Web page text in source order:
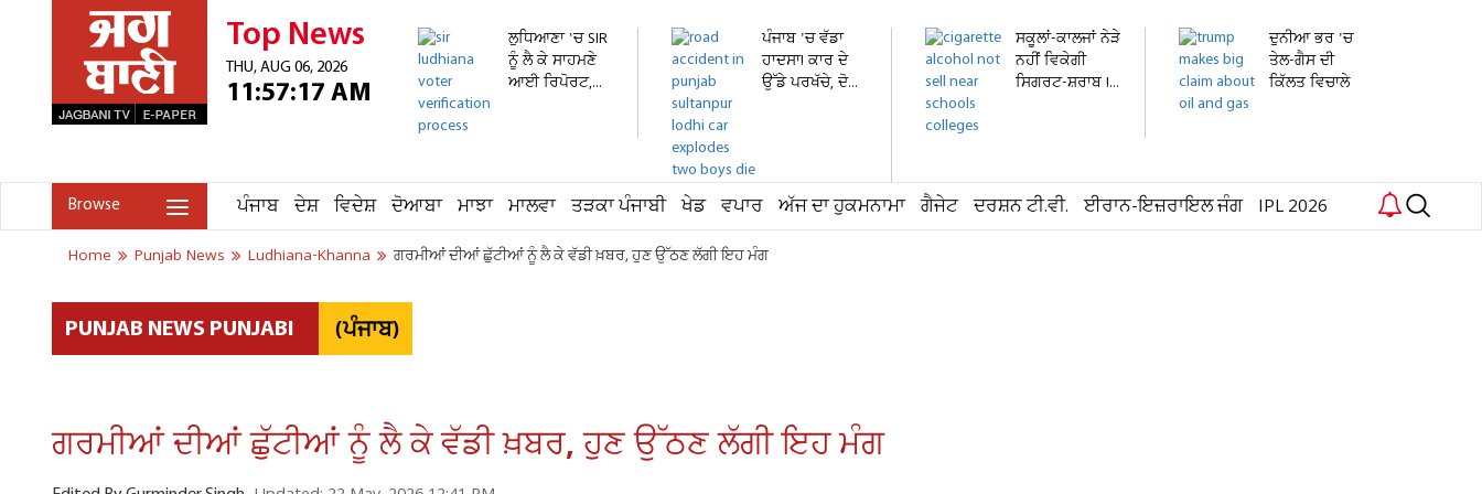
Top News
THU, AUG 06, 2026
11:57:17 AM
ਲੁਧਿਆਣਾ 'ਚ SIR
ਨੂੰ ਲੈ ਕੇ ਸਾਹਮਣੇ
ਆਈ ਰਿਪੋਰਟ,...
ਪੰਜਾਬ 'ਚ ਵੱਡਾ
ਹਾਦਸਾ! ਕਾਰ ਦੇ
ਉੱਡੇ ਪਰਖੱਚੇ, ਦੋ...
ਸਕੂਲਾਂ-ਕਾਲਜਾਂ ਨੇੜੇ
ਨਹੀਂ ਵਿਕੇਗੀ
ਸਿਗਰਟ-ਸ਼ਰਾਬ !...
ਦੁਨੀਆ ਭਰ 'ਚ
ਤੇਲ-ਗੈਸ ਦੀ
ਕਿੱਲਤ ਵਿਚਾਲੇ
Browse ਪੰਜਾਬ ਦੇਸ਼ ਵਿਦੇਸ਼ ਦੋਆਬਾ ਮਾਝਾ ਮਾਲਵਾ ਤੜਕਾ ਪੰਜਾਬੀ ਖੇਡ ਵਪਾਰ ਅੱਜ ਦਾ ਹੁਕਮਨਾਮਾ ਗੈਜੇਟ ਦਰਸ਼ਨ ਟੀ.ਵੀ. ਈਰਾਨ-ਇਜ਼ਰਾਇਲ ਜੰਗ IPL 2026
Home Punjab News Ludhiana-Khanna ਗਰਮੀਆਂ ਦੀਆਂ ਛੁੱਟੀਆਂ ਨੂੰ ਲੈ ਕੇ ਵੱਡੀ ਖ਼ਬਰ, ਹੁਣ ਉੱਠਣ ਲੱਗੀ ਇਹ ਮੰਗ
PUNJAB NEWS PUNJABI (ਪੰਜਾਬ)
ਗਰਮੀਆਂ ਦੀਆਂ ਛੁੱਟੀਆਂ ਨੂੰ ਲੈ ਕੇ ਵੱਡੀ ਖ਼ਬਰ, ਹੁਣ ਉੱਠਣ ਲੱਗੀ ਇਹ ਮੰਗ